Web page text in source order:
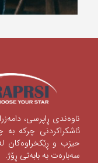
ناوه‌ندی‌ ڕاپرسی‌،
ئاشكراكردنی‌‌ چركه‌
حیزب و ڕێكخراوه‌كان
سه‌باره‌ت به‌ بابه‌تی‌ ڕۆژ.